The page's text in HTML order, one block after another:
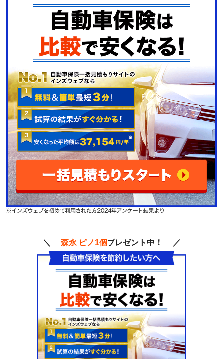
＼ 森永 ピノ1個プレゼント中！ ／